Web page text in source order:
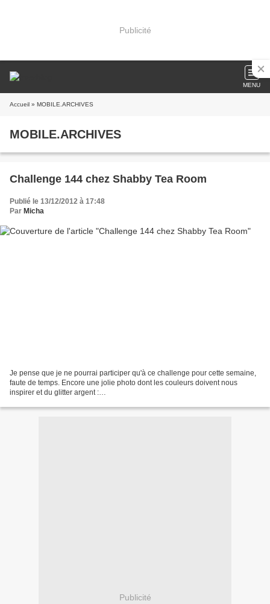
Publicité
MENU
Accueil » MOBILE.ARCHIVES
MOBILE.ARCHIVES
Challenge 144 chez Shabby Tea Room
Publié le 13/12/2012 à 17:48
Par Micha
Je pense que je ne pourrai participer qu'à ce challenge pour cette semaine,
faute de temps. Encore une jolie photo dont les couleurs doivent nous
inspirer et du glitter argent :
holiday.html...
Publicité